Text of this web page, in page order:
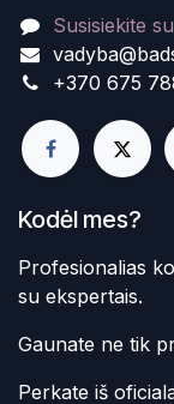
Susisiekite
+370 675
Kodėl mes?
Profesionalias
su ekspertais.
Gaunate ne tik
Perkate iš